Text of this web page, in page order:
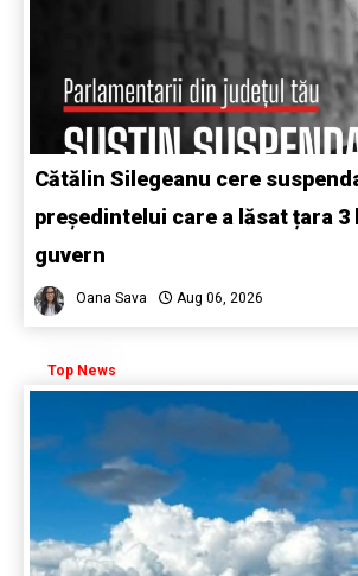
Cătălin Silegeanu cere
președintelui care a lăsat țara 3
guvern
Oana Sava Aug 06, 2026
Top News